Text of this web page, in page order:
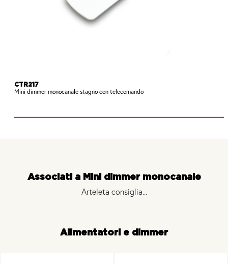
CTR217
Mini dimmer monocanale stagno con telecomando
Associati a Mini dimmer monocanale
Arteleta consiglia...
Alimentatori e dimmer